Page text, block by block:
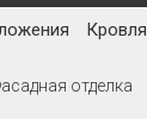
Кровля
отделка